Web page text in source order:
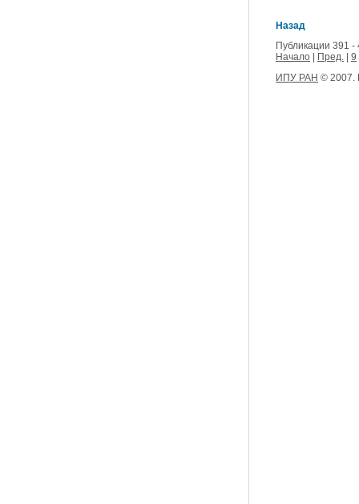
Назад
Публикации 391 -
Начало
Пред.
9
ИПУ РАН © 2007.